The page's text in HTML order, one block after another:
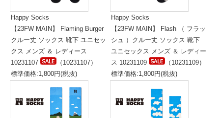
Happy Socks
【23FW MAIN】 Flaming Burger
クルー丈 ソックス 靴下 ユニセッ
クス メンズ ＆ レディース
10231107
（10231107）
標準価格:1,800円(税抜)
Happy Socks
【23FW MAIN】 Flash （ フラッ
シュ ）クルー丈 ソックス 靴下
ユニセックス メンズ ＆ レディー
ス 10231109
（10231109）
標準価格:1,800円(税抜)